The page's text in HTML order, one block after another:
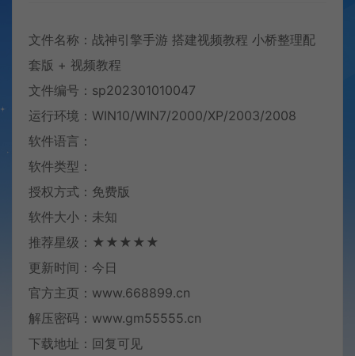
文件名称：战神引擎手游 搭建视频教程 小桥整理配
套版 + 视频教程
文件编号：sp202301010047
运行环境：WIN10/WIN7/2000/XP/2003/2008
软件语言：
软件类型：
授权方式：免费版
软件大小：未知
推荐星级：★★★★★
更新时间：今日
官方主页：www.668899.cn
解压密码：www.gm55555.cn
下载地址：回复可见